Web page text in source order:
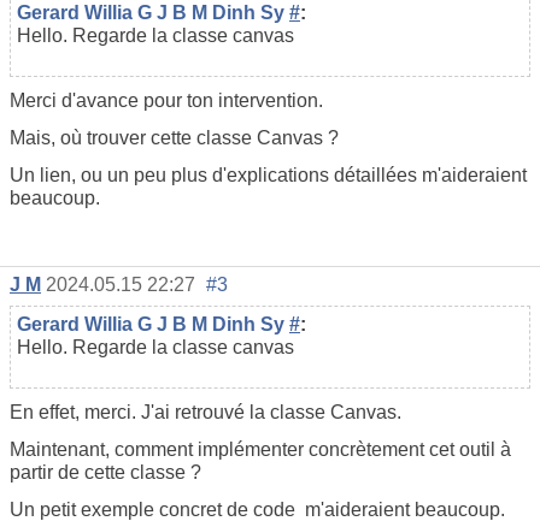
Gerard Willia G J B M Dinh Sy #:
Hello. Regarde la classe canvas
Merci d'avance pour ton intervention.
Mais, où trouver cette classe Canvas ?
Un lien, ou un peu plus d'explications détaillées m'aideraient
beaucoup.
J M 2024.05.15 22:27 #3
Gerard Willia G J B M Dinh Sy #:
Hello. Regarde la classe canvas
En effet, merci. J'ai retrouvé la classe Canvas.
Maintenant, comment implémenter concrètement cet outil à
partir de cette classe ?
Un petit exemple concret de code m'aideraient beaucoup.